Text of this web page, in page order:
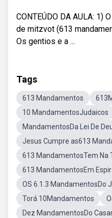
CONTEÚDO DA AULA: 1)
de mitzvot (613
Os gentios e a ...
Tags
613 Mandamentos
10 MandamentosJudaicos
MandamentosDa Lei De
Jesus Cumpre as613
613 MandamentosTem Na
613 MandamentosEm
OS 6.1.3 MandamentosDo
Torá 10Mandamentos
Dez MandamentosDo